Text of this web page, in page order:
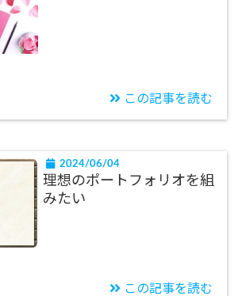
この記事を読む
2024/06/04
理想のポートフォリオを組
みたい
この記事を読む